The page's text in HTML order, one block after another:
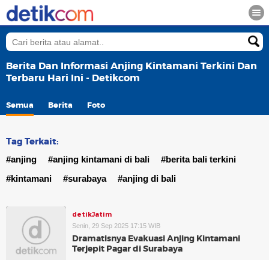
Berita Dan Informasi Anjing Kintamani Terkini Dan
Terbaru Hari Ini - Detikcom
Semua Berita Foto
Tag Terkait:
#anjing #anjing kintamani di bali
#berita bali terkini
#kintamani
#surabaya #anjing di bali
detikJatim
Senin, 29 Sep 2025 17:15 WIB
Dramatisnya Evakuasi Anjing Kintamani
Terjepit Pagar di Surabaya